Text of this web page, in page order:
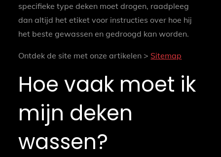
specifieke type deken moet drogen, raadpleeg
dan altijd het etiket voor instructies over hoe hij
het beste gewassen en gedroogd kan worden.
Ontdek de site met onze artikelen > Sitemap
Hoe vaak moet ik
mijn deken
wassen?